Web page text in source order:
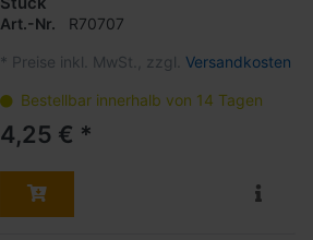
Art.-Nr. R70707
* Preise inkl. MwSt., zzgl. Versandkosten
Bestellbar innerhalb von 14 Tagen
4,25 € *